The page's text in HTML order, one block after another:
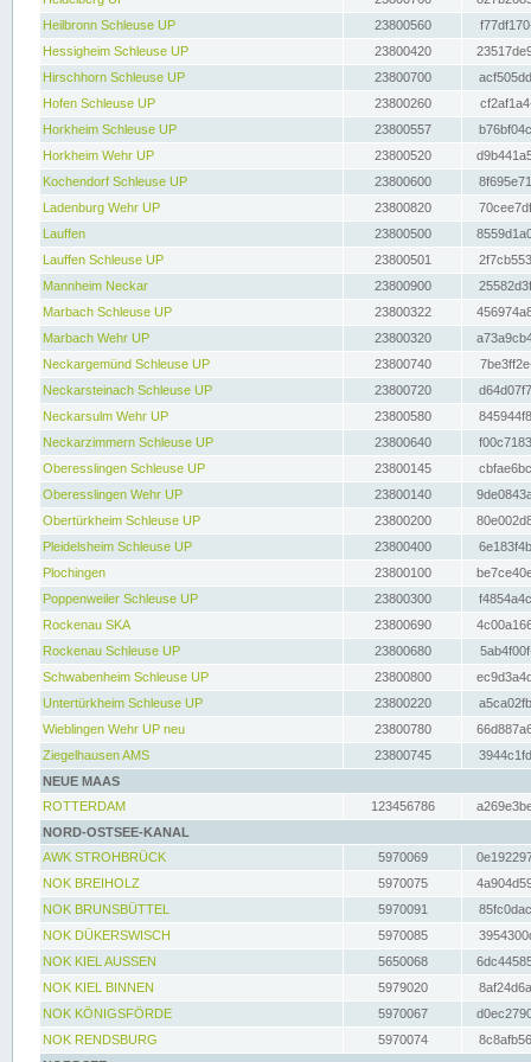
Heilbronn Schleuse UP
23800560
Hessigheim Schleuse UP
23800420
Hirschhorn Schleuse UP
23800700
Hofen Schleuse UP
23800260
Horkheim Schleuse UP
23800557
Horkheim Wehr UP
23800520
Kochendorf Schleuse UP
23800600
Ladenburg Wehr UP
23800820
Lauffen
23800500
Lauffen Schleuse UP
23800501
Mannheim Neckar
23800900
Marbach Schleuse UP
23800322
Marbach Wehr UP
23800320
Neckargemünd Schleuse UP
23800740
Neckarsteinach Schleuse UP
23800720
Neckarsulm Wehr UP
23800580
Neckarzimmern Schleuse UP
23800640
Oberesslingen Schleuse UP
23800145
Oberesslingen Wehr UP
23800140
Obertürkheim Schleuse UP
23800200
Pleidelsheim Schleuse UP
23800400
Plochingen
23800100
Poppenweiler Schleuse UP
23800300
Rockenau SKA
23800690
Rockenau Schleuse UP
23800680
Schwabenheim Schleuse UP
23800800
Untertürkheim Schleuse UP
23800220
Wieblingen Wehr UP neu
23800780
Ziegelhausen AMS
23800745
NEUE MAAS
ROTTERDAM
123456786
NORD-OSTSEE-KANAL
AWK STROHBRÜCK
5970069
NOK BREIHOLZ
5970075
NOK BRUNSBÜTTEL
5970091
NOK DÜKERSWISCH
5970085
NOK KIEL AUSSEN
5650068
NOK KIEL BINNEN
5979020
NOK KÖNIGSFÖRDE
5970067
NOK RENDSBURG
5970074